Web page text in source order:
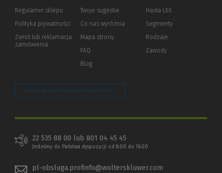
Regulamin sklepu
Polityka prywatności (Nowe
(Link
innej
Zwrot lub reklamacja
zamówienia
innej
strony)
Twoje sugestie
Co nas wyróżnia
Mapa strony
FAQ
Blog
Hasła LEX
Segmenty
Rodzaje
Zawody
Zarządzaj preferencjami plików cookie
22 535 88 00 lub 801 04 45 45
Jesteśmy do Państwa dyspozycji od 8:00 do 16:00
pl-obsluga.profinfo@wolterskluwer.com